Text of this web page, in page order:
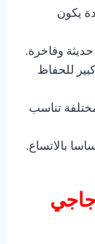
يكون
وفاخرة.
للحفاظ
تناسب
بالاتساع.